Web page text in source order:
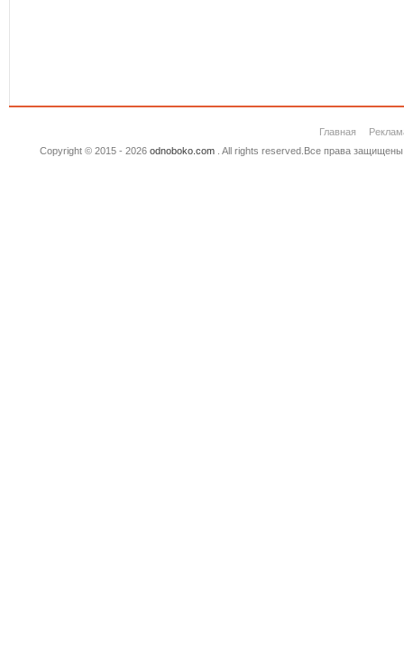
Главная
Copyright © 2015 - 2026 odnoboko.com. All rights reserved.Все права защищены.